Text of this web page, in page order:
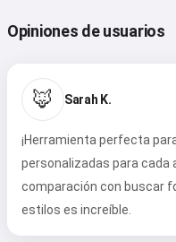
Opiniones de usuarios
🦊 Sarah K.
¡Herramienta perfecta
personalizadas para cada
comparación con buscar
estilos es increíble.